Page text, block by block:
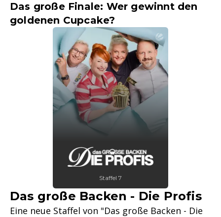
Das große Finale: Wer gewinnt den
goldenen Cupcake?
Staffel 7
Das große Backen - Die Profis
Eine neue Staffel von "Das große Backen - Die